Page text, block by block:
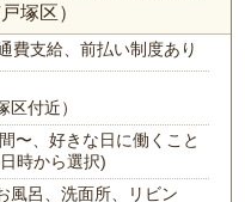
塚区）
通費支給、前払い制度あり
区付近）
〜、好きな日に働くこと
時から選択)
風呂、洗面所、リビン